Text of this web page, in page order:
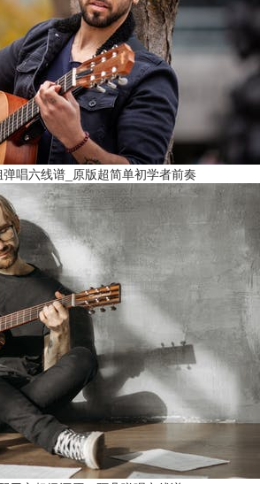
唱六线谱_原版超简单初学者前奏